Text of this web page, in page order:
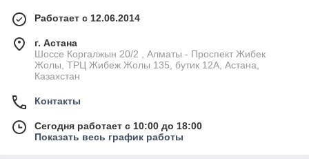
Работает с 12.06.2014
г. Астана
Шоссе Коргалжын 20/2 , Алматы - Проспект Жибек
Жолы, ТРЦ Жибеж Жолы 135, бутик 12А, Астана,
Казахстан
Контакты
Сегодня работает с 10:00 до 18:00
Показать весь график работы